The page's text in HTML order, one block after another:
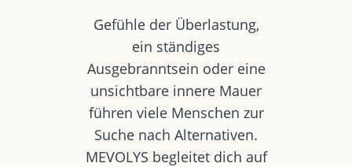
Gefühle der Überlastung,
ein ständiges
Ausgebranntsein oder eine
unsichtbare innere Mauer
führen viele Menschen zur
Suche nach Alternativen.
MEVOLYS begleitet dich auf